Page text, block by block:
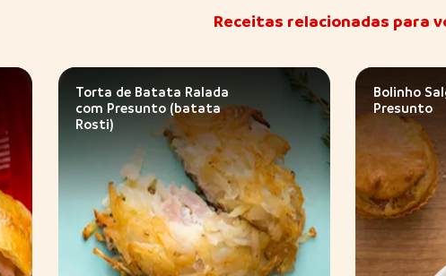
Receitas relacionadas para
Torta de Batata Ralada
com Presunto (batata
Rosti)
Bolinho
Presunto